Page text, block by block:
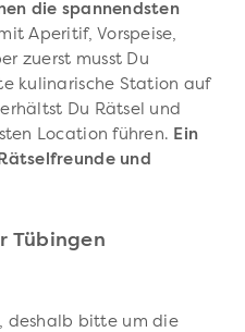
die spannendsten
Aperitif, Vorspeise,
zuerst musst Du
kulinarische Station auf
Du Rätsel und
Location führen. Ein
und
Tübingen
deshalb bitte um die